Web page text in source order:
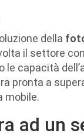
della
il settore
capacità
pronta a
mobile.
ad un